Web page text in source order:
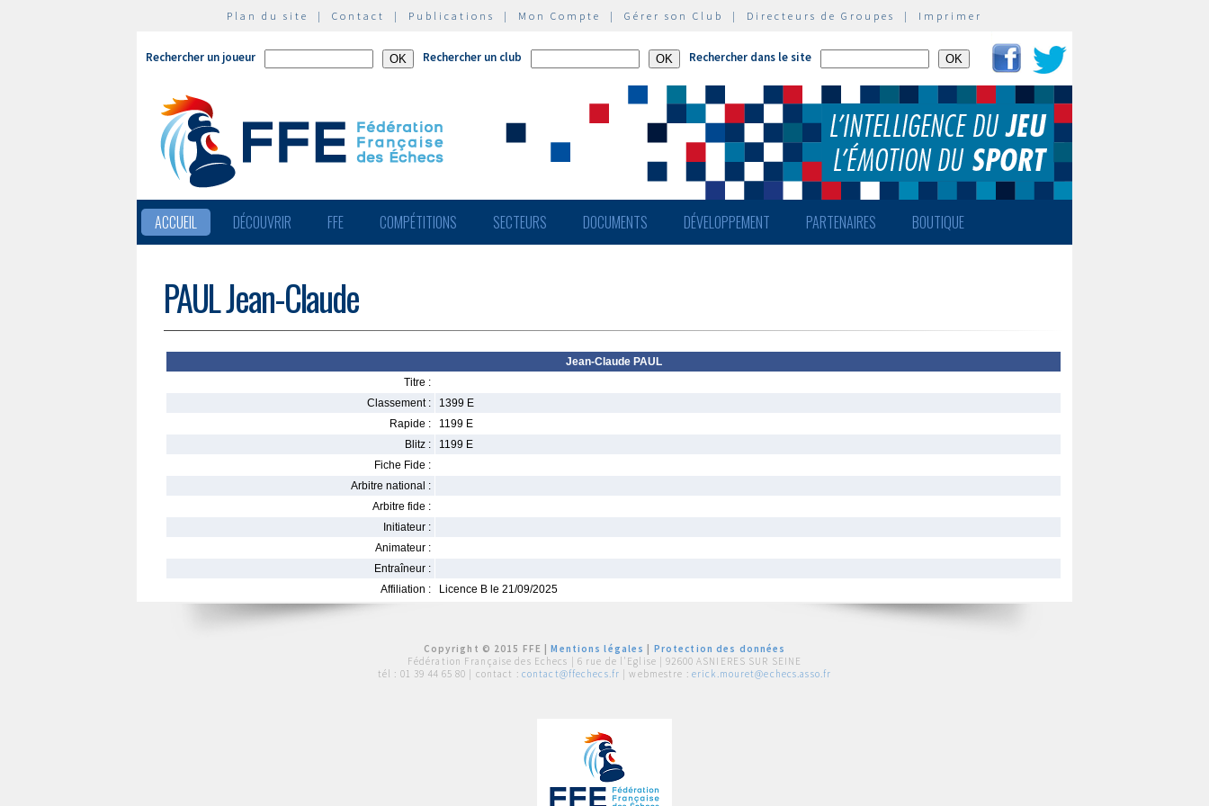
Plan du site | Contact | Publications | Mon Compte | Gérer son Club | Directeurs de Groupes | Imprimer
Rechercher un joueur Rechercher un club Rechercher dans le site
ACCUEIL DÉCOUVRIR FFE COMPÉTITIONS SECTEURS DOCUMENTS DÉVELOPPEMENT PARTENAIRES BOUTIQUE
PAUL Jean-Claude
Jean-Claude PAUL
Titre :
Classement :
1399 E
Rapide :
1199 E
Blitz :
1199 E
Fiche Fide :
Arbitre national :
Arbitre fide :
Initiateur :
Animateur :
Entraîneur :
Affiliation :
Licence B le 21/09/2025
Copyright © 2015 FFE |Mentions légales
Protection des données
Fédération Française des Echecs | 6 rue de l'Eglise | 92600 ASNIERES SUR SEINE
tél : 01 39 44 65 80 | contact : contact@ffechecs.fr | webmestre : erick.mouret@echecs.asso.fr